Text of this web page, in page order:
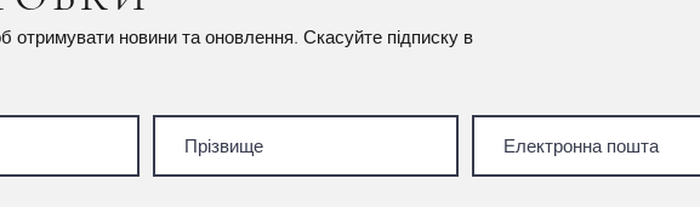
отримувати новини та оновлення. Скасуйте підписку в